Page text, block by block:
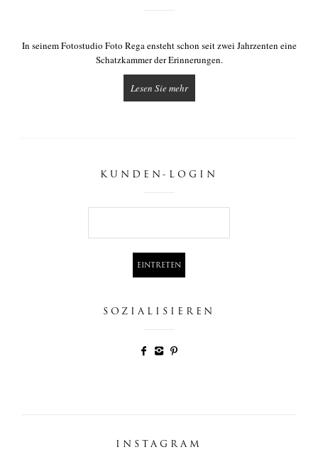
In seinem Fotostudio Foto Rega ensteht schon seit zwei Jahrzenten eine
Schatzkammer der Erinnerungen.
Lesen Sie mehr
KUNDEN-LOGIN
SOZIALISIEREN
INSTAGRAM